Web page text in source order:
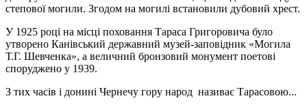
степової могили. Згодом на могилі встановили дубовий хрест.
У 1925 році на місці поховання Тараса Григоровича було
утворено Канівський державний музей-заповідник «Могила
Т.Г. Шевченка», а величний бронзовий монумент поетові
споруджено у 1939.
З тих часів і донині Чернечу гору народ називає Тарасовою...